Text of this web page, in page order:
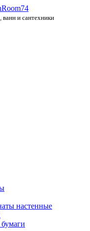
и сантехники
настенные